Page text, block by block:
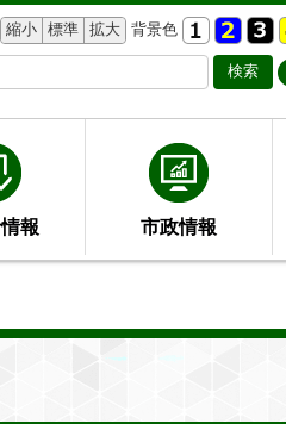
縮小 標準 拡大 背景色
報 市政情報